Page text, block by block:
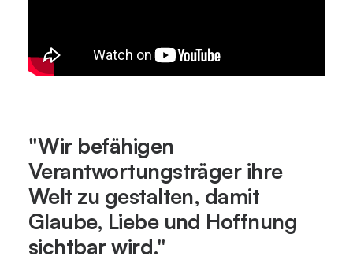
"Wir befähigen
Verantwortungsträger ihre
Welt zu gestalten, damit
Glaube, Liebe und Hoffnung
sichtbar wird."